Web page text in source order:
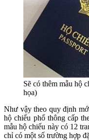
Sẽ có thêm mẫu hộ
họa)
Như vậy theo quy định
hộ chiếu phổ thông cấp
mẫu hộ chiếu này có 12
chỉ có một số trường hợp